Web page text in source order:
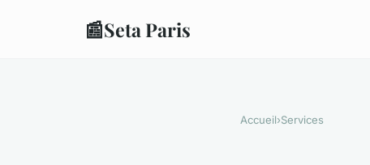
📰Seta Paris
Accueil›Services